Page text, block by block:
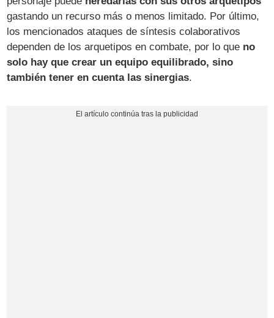
gastando un recurso más o menos limitado. Por último,
los mencionados ataques de síntesis colaborativos
dependen de los arquetipos en combate, por lo que no
solo hay que crear un equipo equilibrado, sino
también tener en cuenta las sinergias.